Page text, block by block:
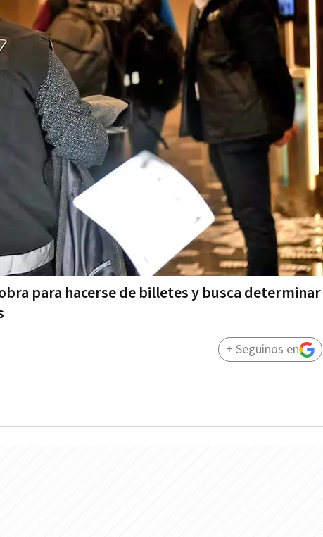
para hacerse de billetes y busca determinar
+ Seguinos en